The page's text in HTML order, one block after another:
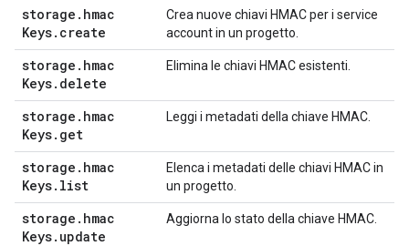
storage . hmac
Keys. create
Crea nuove chiavi HMAC per i service
account in un progetto.
storage . hmac
Keys. delete
Elimina le chiavi HMAC esistenti.
storage . hmac
Keys. get
Leggi i metadati della chiave HMAC.
storage . hmac
Keys. list
Elenca i metadati delle chiavi HMAC in
un progetto.
storage . hmac
Keys. update
Aggiorna lo stato della chiave HMAC.